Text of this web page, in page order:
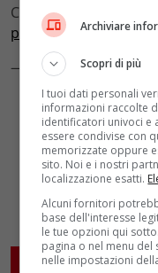
Coming to
pic.twitter.com/
— The News Agents
ARTICOLI
Archiviare
Scopri di più
I tuoi dati personali
informazioni raccolte
identificatori univoci
essere condivise con
memorizzate oppure
sito. Noi e i nostri
localizzazione esatti.
Alcuni fornitori
base dell'interesse
le tue opzioni qui
pagina o nel menu
nelle impostazioni